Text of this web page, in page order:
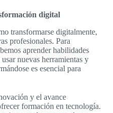
digital
transformarse digitalmente,
profesionales. Para
aprender habilidades
nuevas herramientas y
es esencial para
y el avance
formación en tecnología.